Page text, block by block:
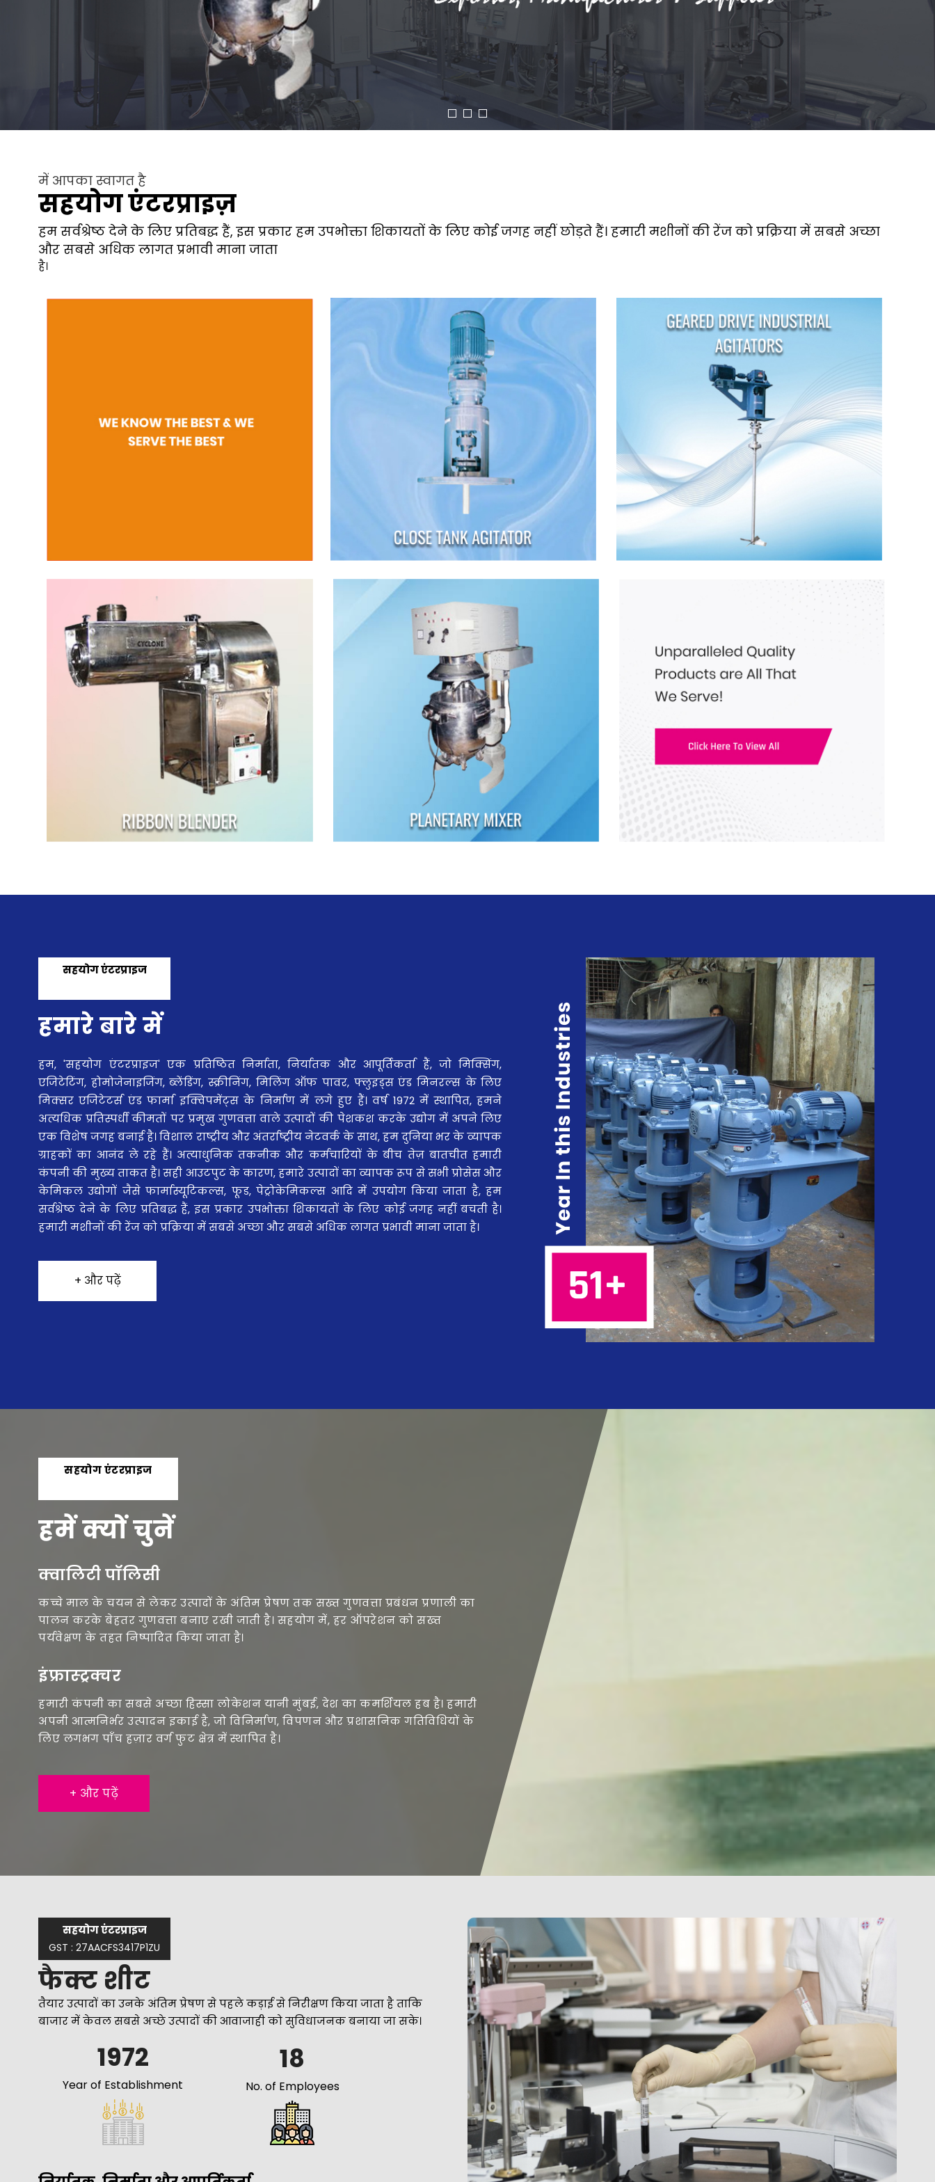
में आपका स्वागत है
सहयोग एंटरप्राइज़
हम सर्वश्रेष्ठ देने के लिए प्रतिबद्ध हैं, इस प्रकार हम उपभोक्ता शिकायतों के लिए कोई जगह नहीं छोड़ते हैं। हमारी मशीनों की रेंज को प्रक्रिया में सबसे अच्छा
और सबसे अधिक लागत प्रभावी माना जाता
है।
सहयोग एंटरप्राइज
हमारे बारे में
हम, 'सहयोग एंटरप्राइज' एक प्रतिष्ठित निर्माता, निर्यातक और आपूर्तिकर्ता हैं, जो मिक्सिंग,
एजिटेटिंग, होमोजेनाइजिंग, ब्लेंडिंग, स्क्रीनिंग, मिलिंग ऑफ पावर, फ्लुइड्स एंड मिनरल्स के लिए
मिक्सर एजिटेटर्स एंड फार्मा इक्विपमेंट्स के निर्माण में लगे हुए हैं। वर्ष 1972 में स्थापित, हमने
अत्यधिक प्रतिस्पर्धी कीमतों पर प्रमुख गुणवत्ता वाले उत्पादों की पेशकश करके उद्योग में अपने लिए
एक विशेष जगह बनाई है। विशाल राष्ट्रीय और अंतर्राष्ट्रीय नेटवर्क के साथ, हम दुनिया भर के व्यापक
ग्राहकों का आनंद ले रहे हैं। अत्याधुनिक तकनीक और कर्मचारियों के बीच तेज़ बातचीत हमारी
कंपनी की मुख्य ताकत है। सही आउटपुट के कारण, हमारे उत्पादों का व्यापक रूप से सभी प्रोसेस और
केमिकल उद्योगों जैसे फार्मास्यूटिकल्स, फूड, पेट्रोकेमिकल्स आदि में उपयोग किया जाता है, हम
सर्वश्रेष्ठ देने के लिए प्रतिबद्ध हैं, इस प्रकार उपभोक्ता शिकायतों के लिए कोई जगह नहीं बचती है।
हमारी मशीनों की रेंज को प्रक्रिया में सबसे अच्छा और सबसे अधिक लागत प्रभावी माना जाता है।
+ और पढ़ें
सहयोग एंटरप्राइज
हमें क्यों चुनें
क्वालिटी पॉलिसी
कच्चे माल के चयन से लेकर उत्पादों के अंतिम प्रेषण तक सख्त गुणवत्ता प्रबंधन प्रणाली का
पालन करके बेहतर गुणवत्ता बनाए रखी जाती है। सहयोग में, हर ऑपरेशन को सख्त
पर्यवेक्षण के तहत निष्पादित किया जाता है।
इंफ्रास्ट्रक्चर
हमारी कंपनी का सबसे अच्छा हिस्सा लोकेशन यानी मुंबई, देश का कमर्शियल हब है। हमारी
अपनी आत्मनिर्भर उत्पादन इकाई है, जो विनिर्माण, विपणन और प्रशासनिक गतिविधियों के
लिए लगभग पाँच हज़ार वर्ग फुट क्षेत्र में स्थापित है।
+ और पढ़ें
सहयोग एंटरप्राइज
GST : 27AACFS3417P1ZU
फैक्ट शीट
तैयार उत्पादों का उनके अंतिम प्रेषण से पहले कड़ाई से निरीक्षण किया जाता है ताकि
बाजार में केवल सबसे अच्छे उत्पादों की आवाजाही को सुविधाजनक बनाया जा सके।
1972
Year of Establishment
18
No. of Employees